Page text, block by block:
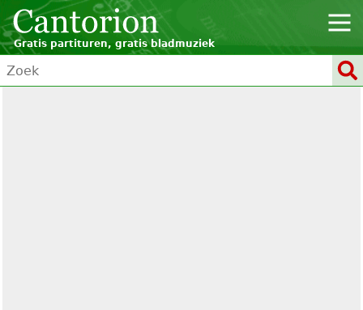
Gratis partituren, gratis bladmuziek